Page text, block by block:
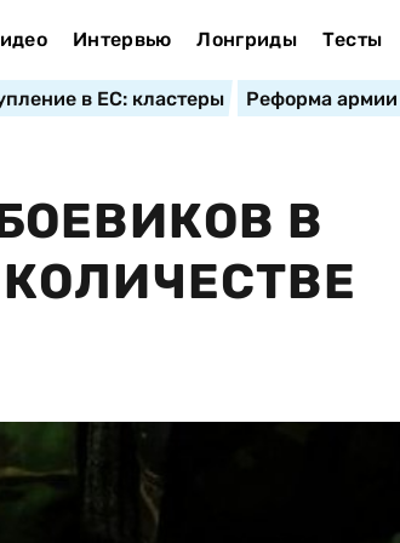
Интервью Лонгриды Тесты
в ЕС: кластеры Реформа армии
В